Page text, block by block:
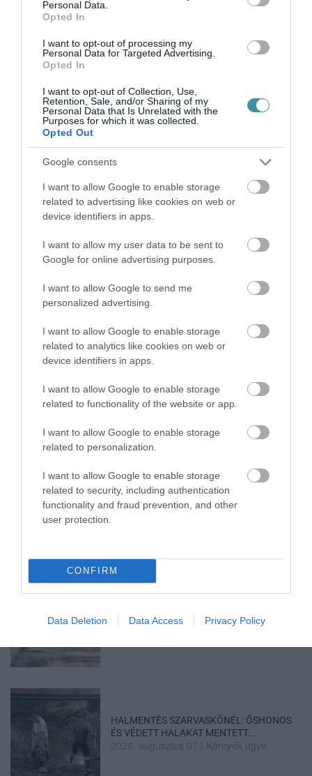
Personal Data.
Opted In
I want to opt-out of processing my
Personal Data for Targeted Advertising.
Opted In
I want to opt-out of Collection, Use,
Retention, Sale, and/or Sharing of my
Personal Data that Is Unrelated with the
Purposes for which it was collected.
Opted Out
Google consents
I want to allow Google to enable storage
related to advertising like cookies on web or
device identifiers in apps.
I want to allow my user data to be sent to
Google for online advertising purposes.
I want to allow Google to send me
personalized advertising.
I want to allow Google to enable storage
related to analytics like cookies on web or
device identifiers in apps.
I want to allow Google to enable storage
related to functionality of the website or app.
I want to allow Google to enable storage
related to personalization.
I want to allow Google to enable storage
related to security, including authentication
functionality and fraud prevention, and other
user protection.
CONFIRM
Data Deletion Data Access Privacy Policy
Legfrissebb híreink
TÖBB MINT EGY HÓNAP IS LEHET, MIRE
2026. augusztus 07|Mindenki ügye
DIGITÁLIS TANULÁS ELŐNYEI
2026. augusztus 07
ÚJRAINDULNAK A KORÁBBAN
LEÁLLÍTOTT SZOLGÁLTATÁSOK AZ EGRI...
2026. augusztus 07| Eger ügye
TÍZ ÉVE NEM VOLT ILYEN ALACSONY AZ
INFLÁCIÓ MAGYARORSZÁGON
ÖS FŐÚTON EGERBEN
HALMENTÉS SZARVASKŐNÉL: ŐSHONOS
ÉS VÉDETT HALAKAT MENTETT...
2026. augusztus 07 Környék ügye